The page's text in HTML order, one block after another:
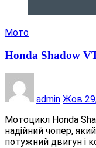
Мото
Honda Shadow
admin Жов
Мотоцикл Honda
надійний чопер,
потужний двигун і